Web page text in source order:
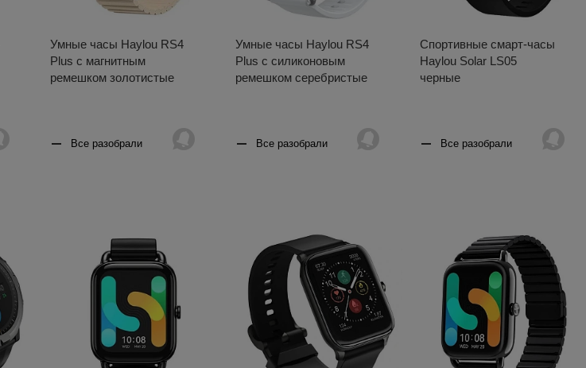
Умные часы Haylou RS4
Plus с магнитным
ремешком золотистые
Все разобрали
Умные часы Haylou RS4
Plus с силиконовым
ремешком серебристые
Все разобрали
Спортивные смарт-часы
Haylou Solar LS05
черные
Все разобрали